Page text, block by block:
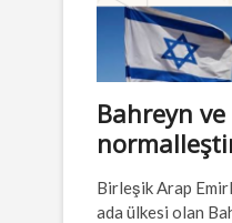
Bahreyn
Birleşik Arap
ada ülkesi olan